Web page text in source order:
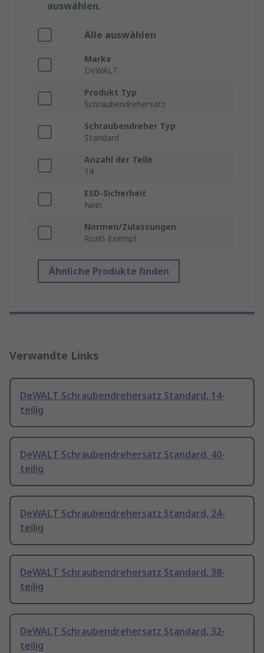
auswählen.
Alle auswählen
Marke
DeWALT
Produkt Typ
Schraubendrehersatz
Schraubendreher Typ
Standard
Anzahl der Teile
14
ESD-Sicherheit
Nein
Normen/Zulassungen
RoHS Exempt
Ähnliche Produkte finden
Verwandte Links
DeWALT Schraubendrehersatz Standard, 14-
teilig
DeWALT Schraubendrehersatz Standard, 40-
teilig
DeWALT Schraubendrehersatz Standard, 24-
teilig
DeWALT Schraubendrehersatz Standard, 38-
teilig
DeWALT Schraubendrehersatz Standard, 32-
teilig